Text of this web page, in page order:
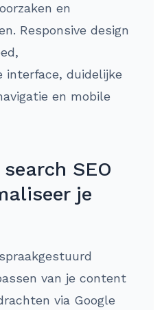
en
Responsive design
interface, duidelijke
en mobile
SEO
je
van je content
via Google